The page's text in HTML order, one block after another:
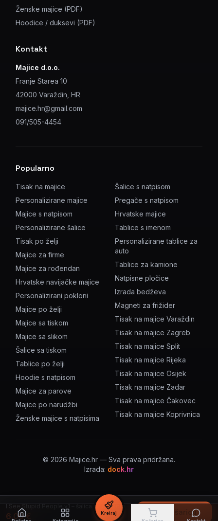
I See Stupid People v1 – šalica s natpisom
6.00€ U košaricu
Ženske majice (PDF)
Hoodice / duksevi (PDF)
Kontakt
Majice d.o.o.
Franje Starea 10
42000 Varaždin, HR
majice.hr@gmail.com
091/505-4454
Popularno
Tisak na majice
Personalizirane majice
Majice s natpisom
Personalizirane šalice
Tisak po želji
Majice za firme
Majice za rođendan
Hrvatske navijačke majice
Personalizirani pokloni
Majice po želji
Majice sa tiskom
Majice sa slikom
Šalice sa tiskom
Tablice po želji
Hoodie s natpisom
Majice za parove
Majice po narudžbi
Ženske majice s natpisima
Šalice s natpisom
Pregače s natpisom
Hrvatske majice
Tablice s imenom
Personalizirane tablice za
auto
Tablice za kamione
Natpisne pločice
Izrada bedževa
Magneti za frižider
Tisak na majice Varaždin
Tisak na majice Zagreb
Tisak na majice Split
Tisak na majice Rijeka
Tisak na majice Osijek
Tisak na majice Zadar
Tisak na majice Čakovec
Tisak na majice Koprivnica
© 2026 Majice.hr — Sva prava pridržana.
Izrada: dock.hr
Kreiraj